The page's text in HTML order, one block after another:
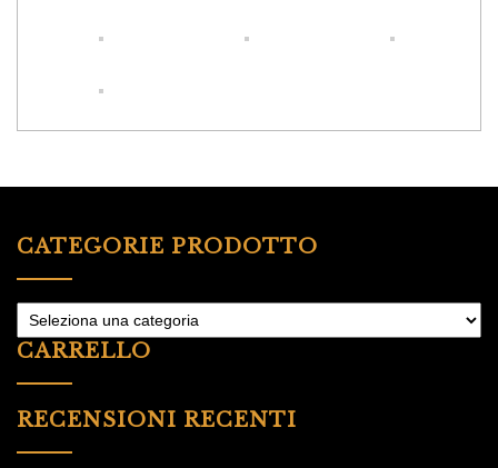
CATEGORIE PRODOTTO
CARRELLO
RECENSIONI RECENTI